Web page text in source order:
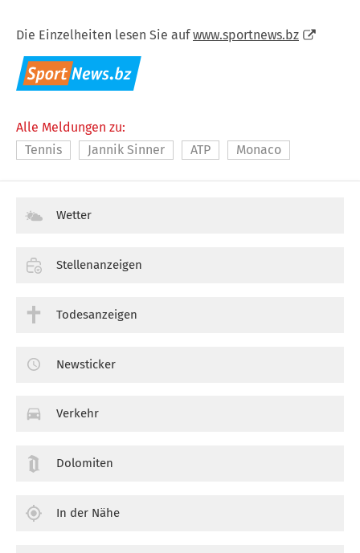
Die Einzelheiten lesen Sie aufwww.sportnews.bz
Alle Meldungen zu:
Tennis
Jannik Sinner ATP Monaco
Wetter
Stellenanzeigen
Todesanzeigen
Newsticker
Verkehr
Dolomiten
In der Nähe